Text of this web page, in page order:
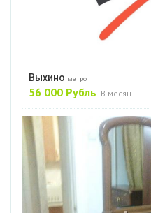
Выхино метро
56 000 Рубль В месяц